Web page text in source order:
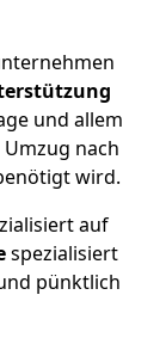
und allem
nach
wird.
auf
spezialisiert
pünktlich